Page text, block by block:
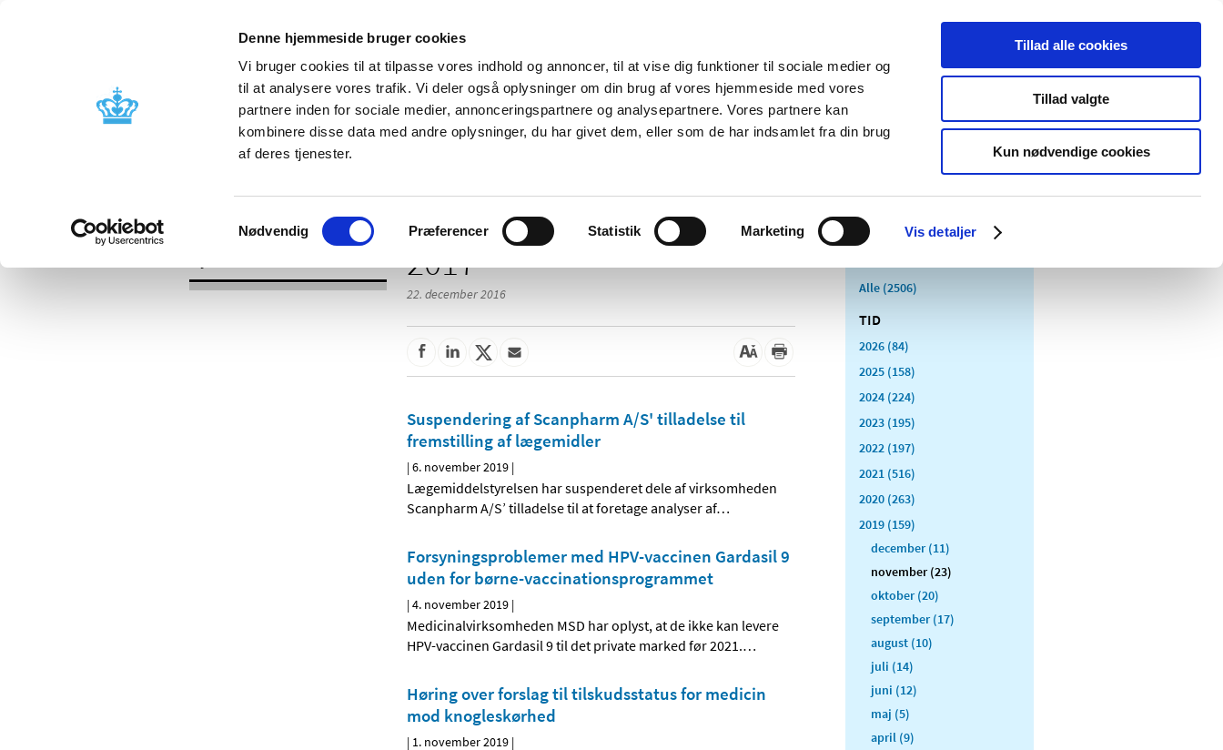
Denne hjemmeside bruger cookies
Vi bruger cookies til at tilpasse vores indhold og annoncer, til at vise dig funktioner til sociale medier og
til at analysere vores trafik. Vi deler også oplysninger om din brug af vores hjemmeside med vores
partnere inden for sociale medier, annonceringspartnere og analysepartnere. Vores partnere kan
kombinere disse data med andre oplysninger, du har givet dem, eller som de har indsamlet fra din brug
af deres tjenester.
Samtykkevalg
Nødvendig Præferencer Statistik Marketing Vis detaljer
Tillad alle cookies
Tillad valgte
Kun nødvendige cookies
Nyheder Om os Kontakt Udgivelser
Godkendelse og
Bivirkninger og
produktinformation
Tilskud og
Apoteker og salg af
Medicinsk
Særlige
produktområder
2017
22. december 2016
Suspendering af Scanpharm A/S' tilladelse til
fremstilling af lægemidler
|6. november 2019 |
Lægemiddelstyrelsen har suspenderet dele af virksomheden
Scanpharm A/S’ tilladelse til at foretage analyser af…
Forsyningsproblemer med HPV-vaccinen Gardasil 9
uden for børne-vaccinationsprogrammet
|4. november 2019 |
Medicinalvirksomheden MSD har oplyst, at de ikke kan levere
HPV-vaccinen Gardasil 9 til det private marked før 2021.…
Høring over forslag til tilskudsstatus for medicin
mod knogleskørhed
| 1. november 2019 |
Alle (2506)
TID
2026 (84)
2025 (158)
2024 (224)
2023 (195)
2022 (197)
2021 (516)
2020 (263)
2019 (159)
december (11)
november (23)
oktober (20)
september (17)
august (10)
juli (14)
juni (12)
maj (5)
april (9)